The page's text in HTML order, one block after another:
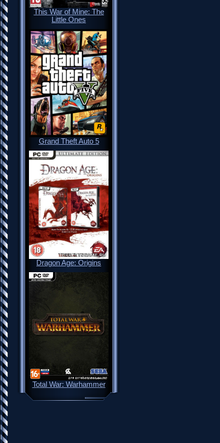
This War of Mine: The
Little Ones
Grand Theft Auto 5
Dragon Age: Origins
Total War: Warhammer